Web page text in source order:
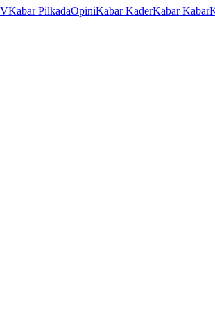
Kabar PilkadaOpiniKabar KaderKabar Kabar